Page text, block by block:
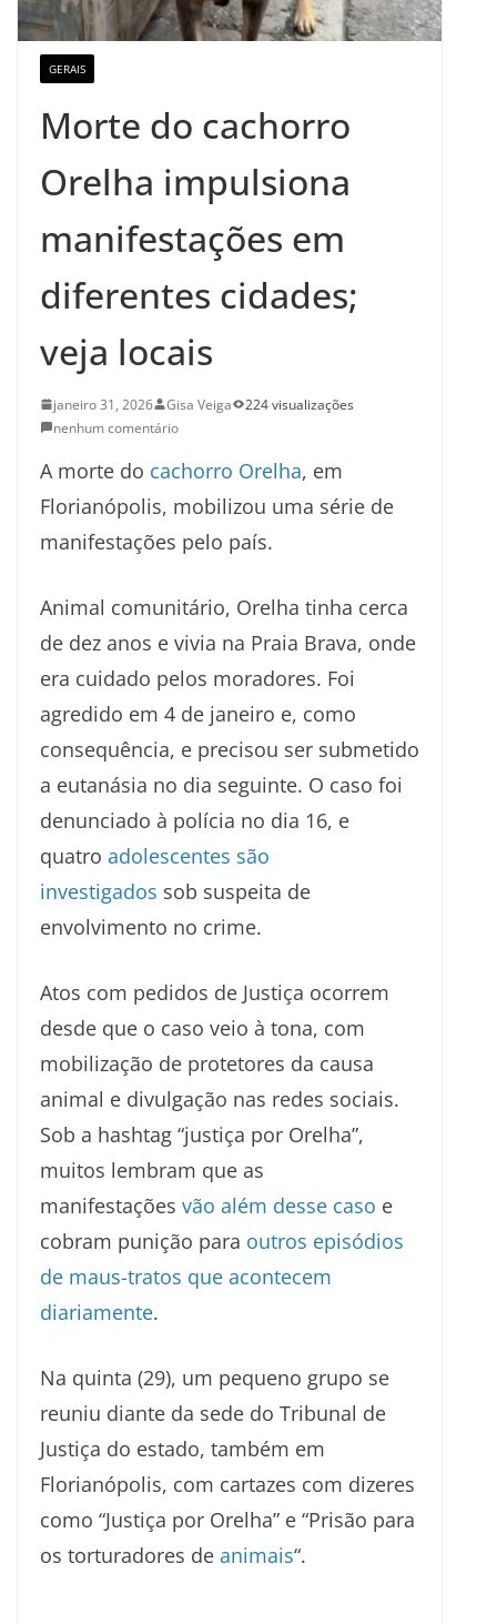
GERAIS
Morte do cachorro
Orelha impulsiona
manifestações em
diferentes cidades;
veja locais
janeiro 31, 2026 Gisa Veiga
224 visualizações
nenhum comentário
A morte do cachorro Orelha, em
Florianópolis, mobilizou uma série de
manifestações pelo país.
Animal comunitário, Orelha tinha cerca
de dez anos e vivia na Praia Brava, onde
era cuidado pelos moradores. Foi
agredido em 4 de janeiro e, como
consequência, e precisou ser submetido
a eutanásia no dia seguinte. O caso foi
denunciado à polícia no dia 16, e
quatro adolescentes são
investigados sob suspeita de
envolvimento no crime.
Atos com pedidos de Justiça ocorrem
desde que o caso veio à tona, com
mobilização de protetores da causa
animal e divulgação nas redes sociais.
Sob a hashtag “justiça por Orelha”,
muitos lembram que as
manifestações vão além desse caso e
cobram punição para outros episódios
de maus-tratos que acontecem
diariamente.
Na quinta (29), um pequeno grupo se
reuniu diante da sede do Tribunal de
Justiça do estado, também em
Florianópolis, com cartazes com dizeres
como “Justiça por Orelha” e “Prisão para
os torturadores de animais“.